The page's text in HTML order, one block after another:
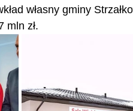
własny gminy
mln zł.